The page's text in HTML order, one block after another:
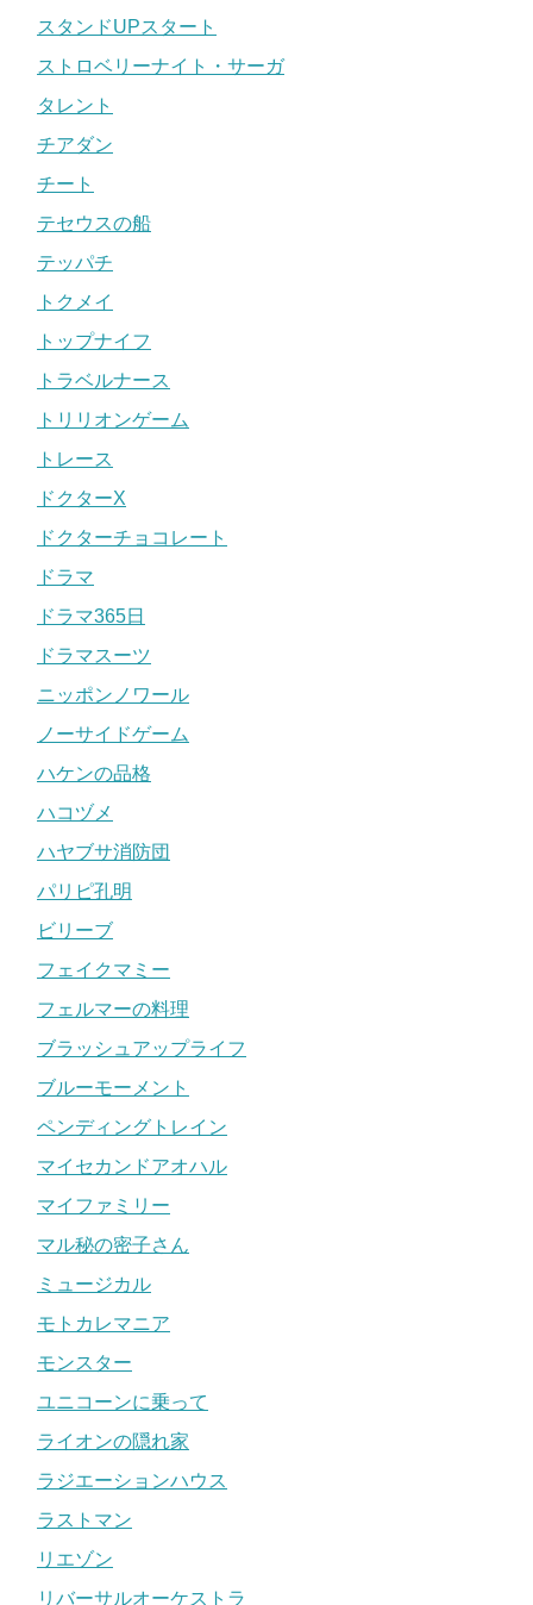
スタンドUPスタート
ストロベリーナイト・サーガ
タレント
チアダン
チート
テセウスの船
テッパチ
トクメイ
トップナイフ
トラベルナース
トリリオンゲーム
トレース
ドクターX
ドクターチョコレート
ドラマ
ドラマ365日
ドラマスーツ
ニッポンノワール
ノーサイドゲーム
ハケンの品格
ハコヅメ
ハヤブサ消防団
パリピ孔明
ビリーブ
フェイクマミー
フェルマーの料理
ブラッシュアップライフ
ブルーモーメント
ペンディングトレイン
マイセカンドアオハル
マイファミリー
マル秘の密子さん
ミュージカル
モトカレマニア
モンスター
ユニコーンに乗って
ライオンの隠れ家
ラジエーションハウス
ラストマン
リエゾン
リバーサルオーケストラ